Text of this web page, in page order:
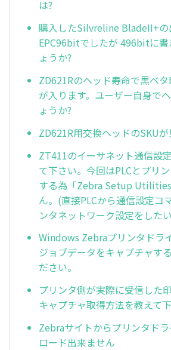
は?
購入したSilvreline BladeII+の
EPC96bitでしたが 496bitに書
ょうか?
ZD621Rのヘッド寿命で黒ベ
が入ります。ユーザー自身で
ょうか?
ZD621R用交換ヘッドのSKU
ZT411のイーサネット通信設
て下さい。今回はPLCとプリ
する為「Zebra Setup
ん。(直接PLCから通信設定コ
ンタネットワーク設定をした
Windows Zebraプリンタドラ
ジョブデータをキャプチャす
ださい。
プリンタ側が実際に受信した
キャプチャ取得方法を教えて
Zebraサイトからプリンタド
ロード出来ません